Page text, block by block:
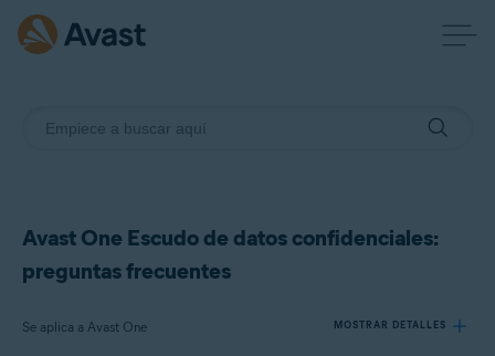
Avast One Escudo de datos confidenciales:
preguntas frecuentes
Se aplica a Avast One MOSTRAR DETALLES